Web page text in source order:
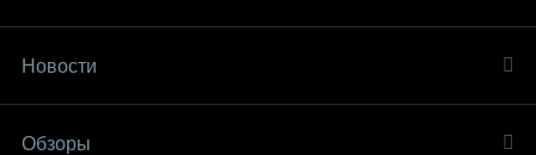
Новости
Обзоры